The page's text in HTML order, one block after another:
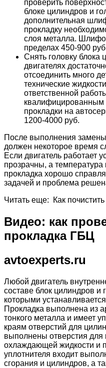
проверить
блоке цилиндров и
дополнительная
прокладку
слоя металла.
пределах 450-900
Снять головку блока
двигателях
отсоединить много
технические
ответственной
квалифицированным
прокладки на
1200-4000 руб.
После выполнения
должен некоторое время
Если двигатель работает
прозрачны, а
прокладка хорошо
задачей и проблема
Читать еще: Как почистить
Видео: как
прокладка ГБЦ
avtoexperts.ru
Любой двигатель
составе блок цилиндров и
которыми
Прокладка выполнена из
тонкого металла и имеет
краям отверстий для
выполнены отверстия для
охлаждающей жидкости и
уплотнителя входит
сгорания и цилиндров, а